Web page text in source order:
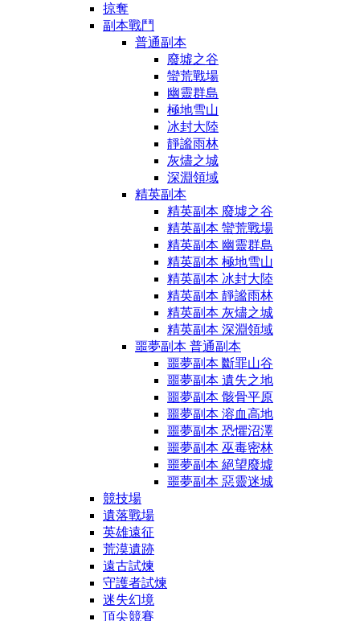
掠奪
副本戰鬥
普通副本
廢墟之谷
蠻荒戰場
幽靈群島
極地雪山
冰封大陸
靜謐雨林
灰燼之城
深淵領域
精英副本
精英副本 廢墟之谷
精英副本 蠻荒戰場
精英副本 幽靈群島
精英副本 極地雪山
精英副本 冰封大陸
精英副本 靜謐雨林
精英副本 灰燼之城
精英副本 深淵領域
噩夢副本 普通副本
噩夢副本 斷罪山谷
噩夢副本 遺失之地
噩夢副本 骸骨平原
噩夢副本 溶血高地
噩夢副本 恐懼沼澤
噩夢副本 巫毒密林
噩夢副本 絕望廢墟
噩夢副本 惡靈迷城
競技場
遺落戰場
英雄遠征
荒漠遺跡
遠古試煉
守護者試煉
迷失幻境
頂尖競賽